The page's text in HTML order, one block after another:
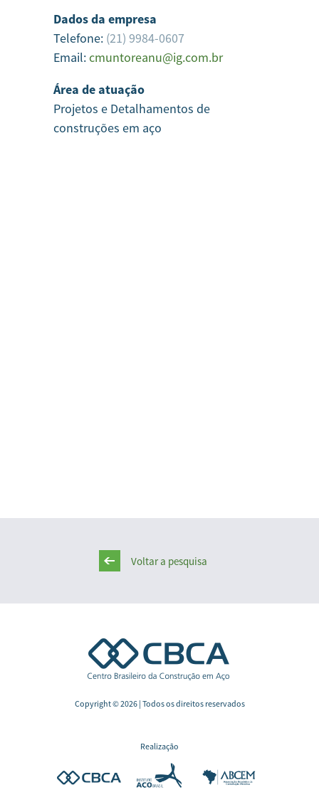
Dados da empresa
Telefone: (21) 9984-0607
Email:cmuntoreanu@ig.com.br
Área de atuação
Projetos e Detalhamentos de
construções em aço
Voltar a pesquisa
Copyright © 2026 | Todos os direitos reservados
Realização